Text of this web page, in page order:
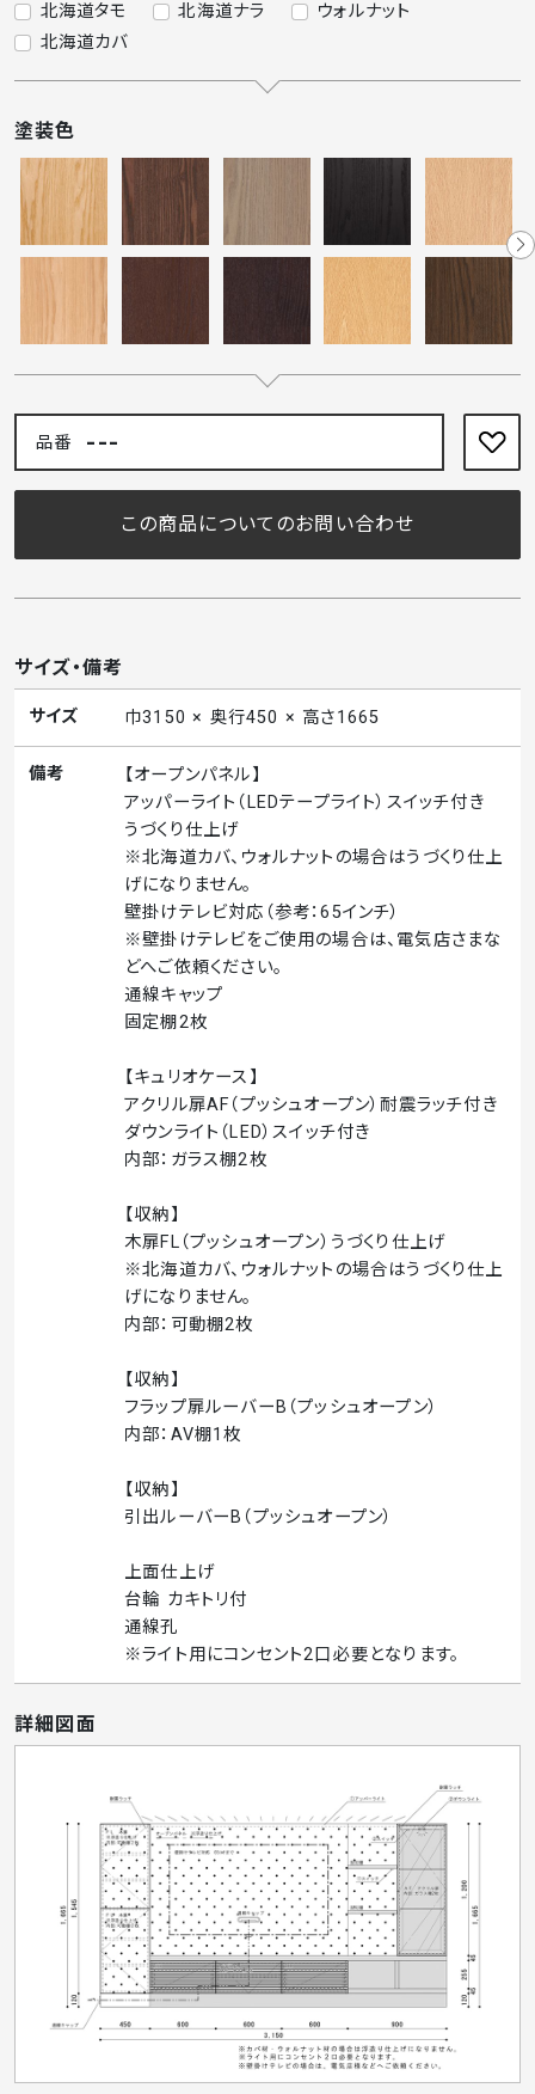
北海道タモ 北海道ナラ
ウォルナット
北海道カバ
塗装色
品番 ---
この商品についてのお問い合わせ
サイズ・備考
サイズ 巾3150 × 奥行450 × 高さ1665
備考
【オープンパネル】
アッパーライト（LEDテープライト）スイッチ付き
うづくり仕上げ
※北海道カバ、ウォルナットの場合はうづくり仕上
げになりません。
壁掛けテレビ対応（参考：65インチ）
※壁掛けテレビをご使用の場合は、電気店さまな
どへご依頼ください。
通線キャップ
固定棚2枚
【キュリオケース】
アクリル扉AF（プッシュオープン）耐震ラッチ付き
ダウンライト（LED）スイッチ付き
内部：ガラス棚2枚
【収納】
木扉FL（プッシュオープン）うづくり仕上げ
※北海道カバ、ウォルナットの場合はうづくり仕上
げになりません。
内部：可動棚2枚
【収納】
フラップ扉ルーバーB（プッシュオープン）
内部：AV棚1枚
【収納】
引出ルーバーB（プッシュオープン）
上面仕上げ
台輪 カキトリ付
通線孔
※ライト用にコンセント2口必要となります。
詳細図面